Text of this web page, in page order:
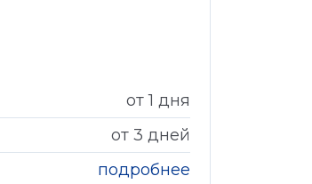
от 1 дня
от 3 дней
подробнее